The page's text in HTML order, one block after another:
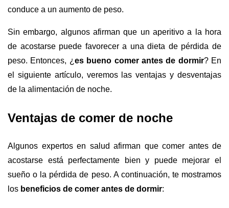
conduce a un aumento de peso.
Sin embargo, algunos afirman que un aperitivo a la hora
de acostarse puede favorecer a una dieta de pérdida de
peso. Entonces, ¿ es bueno comer antes de dormir? En
el siguiente artículo, veremos las ventajas y desventajas
de la alimentación de noche.
Ventajas de comer de noche
Algunos expertos en salud afirman que comer antes de
acostarse está perfectamente bien y puede mejorar el
sueño o la pérdida de peso. A continuación, te mostramos
los beneficios de comer antes de dormir: